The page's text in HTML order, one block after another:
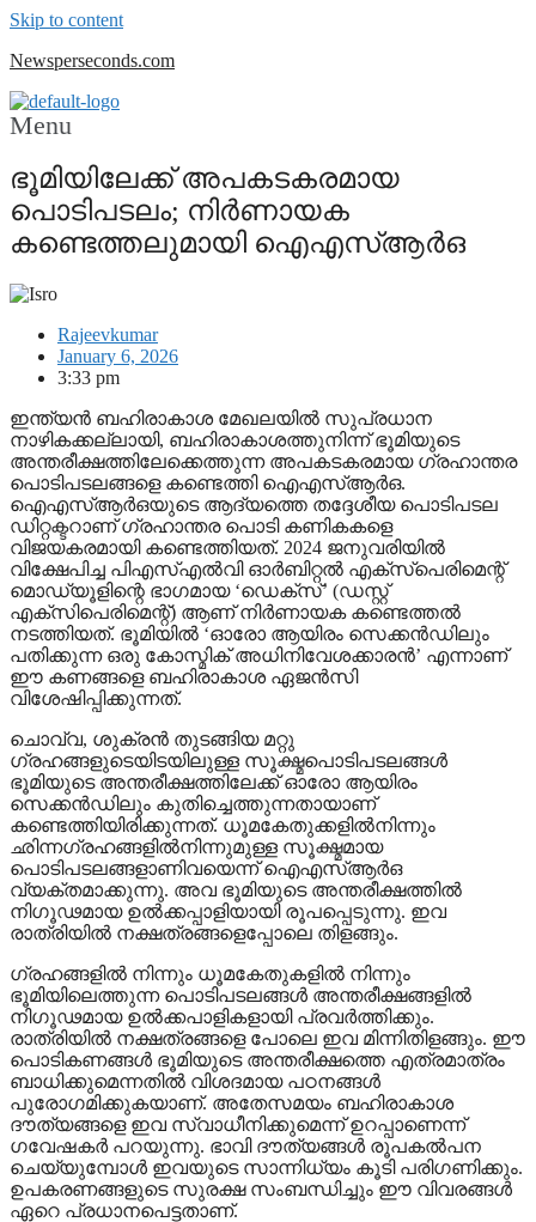
Skip to content
Newsperseconds.com
Menu
ഭൂമിയിലേക്ക് അപകടകരമായ
പൊടിപടലം; നിര്‍ണായക
കണ്ടെത്തലുമായി ഐഎസ്ആര്‍ഒ
Rajeevkumar
January 6, 2026
3:33 pm
ഇന്ത്യന്‍ ബഹിരാകാശ മേഖലയില്‍ സുപ്രധാന
നാഴികക്കല്ലായി, ബഹിരാകാശത്തുനിന്ന് ഭൂമിയുടെ
അന്തരീക്ഷത്തിലേക്കെത്തുന്ന അപകടകരമായ ഗ്രഹാന്തര
പൊടിപടലങ്ങളെ കണ്ടെത്തി ഐഎസ്ആര്‍ഒ.
ഐഎസ്ആര്‍ഒയുടെ ആദ്യത്തെ തദ്ദേശീയ പൊടിപടല
ഡിറ്റക്ടറാണ് ഗ്രഹാന്തര പൊടി കണികകളെ
വിജയകരമായി കണ്ടെത്തിയത്. 2024 ജനുവരിയില്‍
വിക്ഷേപിച്ച പിഎസ്എല്‍വി ഓര്‍ബിറ്റല്‍ എക്സ്‌പെരിമെന്റ്
മൊഡ്യൂളിന്റെ ഭാഗമായ ‘ഡെക്‌സ്’ (ഡസ്റ്റ്
എക്സിപെരിമെന്റ്) ആണ് നിര്‍ണായക കണ്ടെത്തല്‍
നടത്തിയത്. ഭൂമിയില്‍ ‘ഓരോ ആയിരം സെക്കന്‍ഡിലും
പതിക്കുന്ന ഒരു കോസ്മിക് അധിനിവേശക്കാരന്‍’ എന്നാണ്
ഈ കണങ്ങളെ ബഹിരാകാശ ഏജന്‍സി
വിശേഷിപ്പിക്കുന്നത്.
ചൊവ്വ, ശുക്രന്‍ തുടങ്ങിയ മറ്റു
ഗ്രഹങ്ങളുടെയിടയിലുള്ള സൂക്ഷ്മപൊടിപടലങ്ങള്‍
ഭൂമിയുടെ അന്തരീക്ഷത്തിലേക്ക് ഓരോ ആയിരം
സെക്കന്‍ഡിലും കുതിച്ചെത്തുന്നതായാണ്
കണ്ടെത്തിയിരിക്കുന്നത്. ധൂമകേതുക്കളില്‍നിന്നും
ഛിന്നഗ്രഹങ്ങളില്‍നിന്നുമുള്ള സൂക്ഷ്മമായ
പൊടിപടലങ്ങളാണിവയെന്ന് ഐഎസ്ആര്‍ഒ
വ്യക്തമാക്കുന്നു. അവ ഭൂമിയുടെ അന്തരീക്ഷത്തില്‍
നിഗൂഢമായ ഉല്‍ക്കപ്പാളിയായി രൂപപ്പെടുന്നു. ഇവ
രാത്രിയില്‍ നക്ഷത്രങ്ങളെപ്പോലെ തിളങ്ങും.
ഗ്രഹങ്ങളില്‍ നിന്നും ധൂമകേതുകളില്‍ നിന്നും
ഭൂമിയിലെത്തുന്ന പൊടിപടലങ്ങള്‍ അന്തരീക്ഷങ്ങളില്‍
നിഗൂഢമായ ഉല്‍ക്കപാളികളായി പ്രവര്‍ത്തിക്കും.
രാത്രിയില്‍ നക്ഷത്രങ്ങളെ പോലെ ഇവ മിന്നിതിളങ്ങും. ഈ
പൊടികണങ്ങള്‍ ഭൂമിയുടെ അന്തരീക്ഷത്തെ എത്രമാത്രം
ബാധിക്കുമെന്നതില്‍ വിശദമായ പഠനങ്ങള്‍
പുരോഗമിക്കുകയാണ്. അതേസമയം ബഹിരാകാശ
ദൗത്യങ്ങളെ ഇവ സ്വാധീനിക്കുമെന്ന് ഉറപ്പാണെന്ന്
ഗവേഷകര്‍ പറയുന്നു. ഭാവി ദൗത്യങ്ങള്‍ രൂപകല്‍പന
ചെയ്യുമ്പോള്‍ ഇവയുടെ സാന്നിധ്യം കൂടി പരിഗണിക്കും.
ഉപകരണങ്ങളുടെ സുരക്ഷ സംബന്ധിച്ചും ഈ വിവരങ്ങള്‍
ഏറെ പ്രധാനപെട്ടതാണ്.